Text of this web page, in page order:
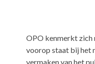
OPO kenmerkt zich
voorop staat bij het
vermaken van het